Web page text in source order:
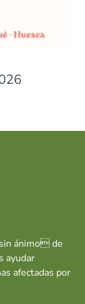
ánimo de
ayudar
afectadas por